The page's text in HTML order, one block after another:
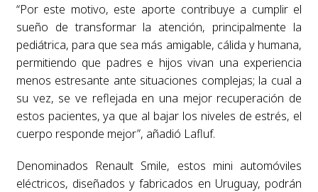
“Por este motivo, este aporte contribuye a cumplir el
sueño de transformar la atención, principalmente la
pediátrica, para que sea más amigable, cálida y humana,
permitiendo que padres e hijos vivan una experiencia
menos estresante ante situaciones complejas; la cual a
su vez, se ve reflejada en una mejor recuperación de
estos pacientes, ya que al bajar los niveles de estrés, el
cuerpo responde mejor”, añadió Lafluf.
Denominados Renault Smile, estos mini automóviles
eléctricos, diseñados y fabricados en Uruguay, podrán